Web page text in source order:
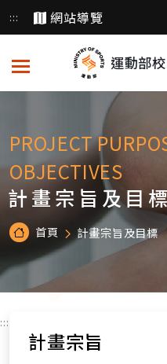
:::
跳
到
主
要
內
網站導覽
運動部
PROJECT
OBJECTIVES
計畫宗旨及目
首頁 計畫宗旨及目標
:::
計畫宗旨